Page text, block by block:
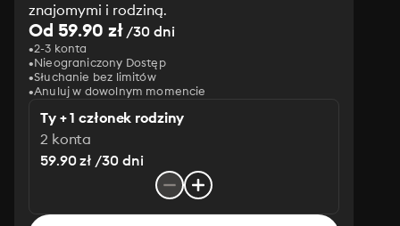
znajomymi i rodziną.
Od 59.90 zł/30 dni
2-3 konta
Nieograniczony Dostęp
Słuchanie bez limitów
Anuluj w dowolnym momencie
Ty + 1 członek rodziny
2 konta
59.90 zł /30 dni